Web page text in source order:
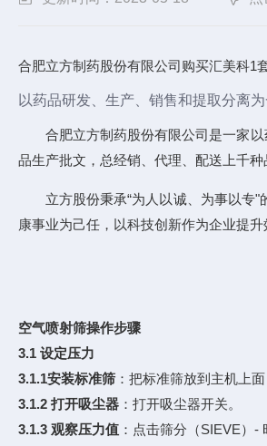
合肥立方制药股份有限公司购买汇美科1
以药品研发、生产、销售和提取分离
合肥立方制药股份有限公司是一家
品生产批文，总经销、代理、配送上千
立方股份秉承“为人以诚、为事以专
康事业为己任，以科技创新作为企业提
空气喷射筛操作步骤
3.1 设定压力
3.1.1安装标准筛 ：把标准筛放到主机上
3.1.2 打开吸尘器 ：打开吸尘器开关。
3.1.3 观察压力值 ：点击筛分（SIEVE）